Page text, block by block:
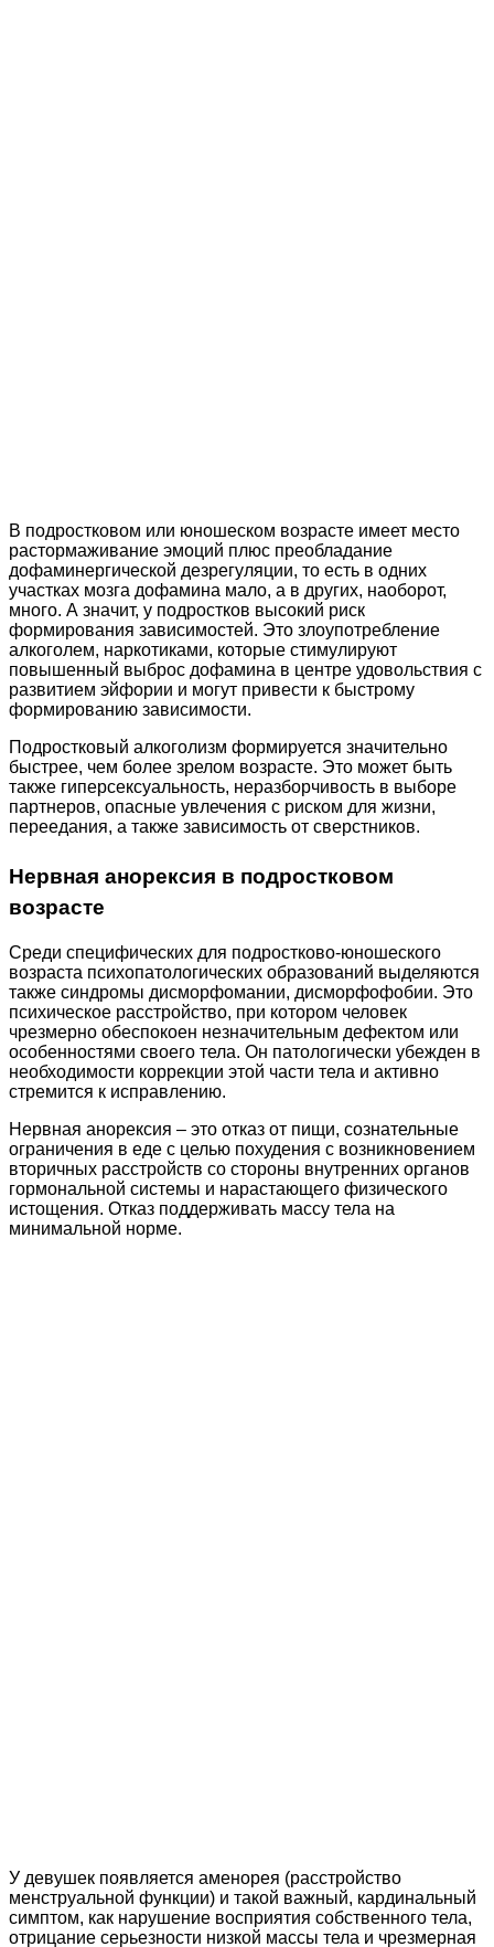
В подростковом или юношеском возрасте имеет место
растормаживание эмоций плюс преобладание
дофаминергической дезрегуляции, то есть в одних
участках мозга дофамина мало, а в других, наоборот,
много. А значит, у подростков высокий риск
формирования зависимостей. Это злоупотребление
алкоголем, наркотиками, которые стимулируют
повышенный выброс дофамина в центре удовольствия с
развитием эйфории и могут привести к быстрому
формированию зависимости.
Подростковый алкоголизм формируется значительно
быстрее, чем более зрелом возрасте. Это может быть
также гиперсексуальность, неразборчивость в выборе
партнеров, опасные увлечения с риском для жизни,
переедания, а также зависимость от сверстников.
Нервная анорексия в подростковом
возрасте
Среди специфических для подростково-юношеского
возраста психопатологических образований выделяются
также синдромы дисморфомании, дисморфофобии. Это
психическое расстройство, при котором человек
чрезмерно обеспокоен незначительным дефектом или
особенностями своего тела. Он патологически убежден в
необходимости коррекции этой части тела и активно
стремится к исправлению.
Нервная анорексия – это отказ от пищи, сознательные
ограничения в еде с целью похудения с возникновением
вторичных расстройств со стороны внутренних органов
гормональной системы и нарастающего физического
истощения. Отказ поддерживать массу тела на
минимальной норме.
У девушек появляется аменорея (расстройство
менструальной функции) и такой важный, кардинальный
симптом, как нарушение восприятия собственного тела,
отрицание серьезности низкой массы тела и чрезмерная